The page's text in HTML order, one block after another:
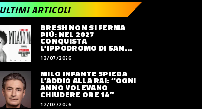
ULTIMI ARTICOLI
BRESH NON SI FERMA
PIÙ: NEL 2027
CONQUISTA
L’IPPODROMO DI SAN
SIRO CON “MILANO
MAREA”
13/07/2026
MILO INFANTE SPIEGA
L’ADDIO ALLA RAI: “OGNI
ANNO VOLEVANO
CHIUDERE ORE 14”
12/07/2026